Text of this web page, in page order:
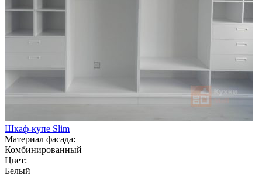
Шкаф-купе Slim
Материал фасада:
Комбинированный
Цвет:
Белый